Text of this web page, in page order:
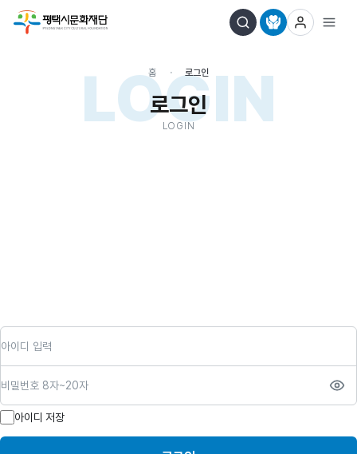
LOGIN
홈 로그인
로그인
LOGIN
아이디 저장